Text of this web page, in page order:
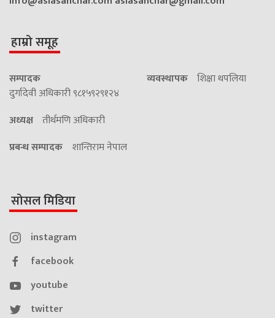
हाम्रो समूह
सम्पादक
दुर्गादेवी अधिकारी ९८१५९२९१२४
व्यवस्थापक शिक्षा थपलिया
अध्यक्ष तीर्थमणि अधिकारी
प्रबन्ध सम्पादक शान्तिराम नेपाल
सोसल मिडिया
instagram
facebook
youtube
twitter